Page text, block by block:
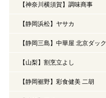
【神奈川横須賀】調味商事
【静岡浜松】ヤサカ
【静岡三島】中華屋 北京ダック
【山梨】割烹立よし
【静岡裾野】彩食健美 二胡